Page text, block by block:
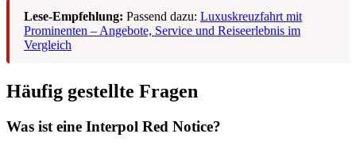
Lese-Empfehlung: Passend dazu: Luxuskreuzfahrt mit
Prominenten – Angebote, Service und Reiseerlebnis im
Vergleich
Häufig gestellte Fragen
Was ist eine Interpol Red Notice?